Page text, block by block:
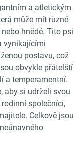
a atletickým
může mít různé
hnědé. Tito psi
vynikajícími
postavu, což
obvykle přátelští
a temperamentní.
aby si udrželi svou
společníci,
Celkově jsou